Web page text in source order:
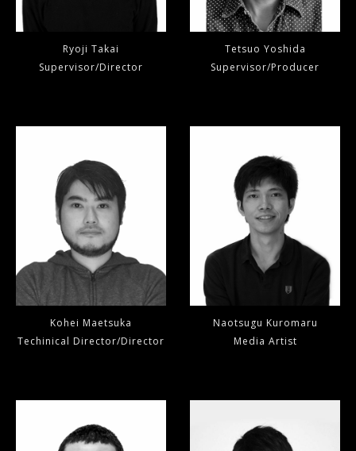
お問合せ先 株式会社studio bokan
個人情報保護 苦情・相談受付窓口 相樂 泰一
東京都品川区西品川3-19-6リビングライフ大崎ビル６Ｆ
Ryoji Takai
Supervisor/Director
Tetsuo Yoshida
Supervisor/Producer
Kohei Maetsuka
Techinical Director/Director
Naotsugu Kuromaru
Media Artist